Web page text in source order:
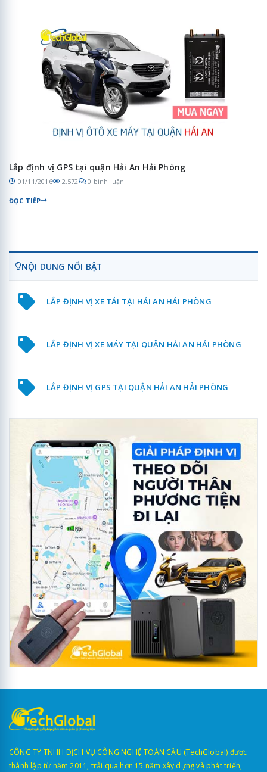
Lắp định vị GPS tại quận Hải An Hải Phòng
01/11/2016 2.572 0 bình luận
ĐỌC TIẾP
NỘI DUNG NỔI BẬT
LẮP ĐỊNH VỊ XE TẢI TẠI HẢI AN HẢI PHÒNG
LẮP ĐỊNH VỊ XE MÁY TẠI QUẬN HẢI AN HẢI PHÒNG
LẮP ĐỊNH VỊ GPS TẠI QUẬN HẢI AN HẢI PHÒNG
CÔNG TY TNHH DỊCH VỤ CÔNG NGHỆ TOÀN CẦU (TechGlobal) được
thành lập từ năm 2011, trải qua hơn 15 năm xây dựng và phát triển,